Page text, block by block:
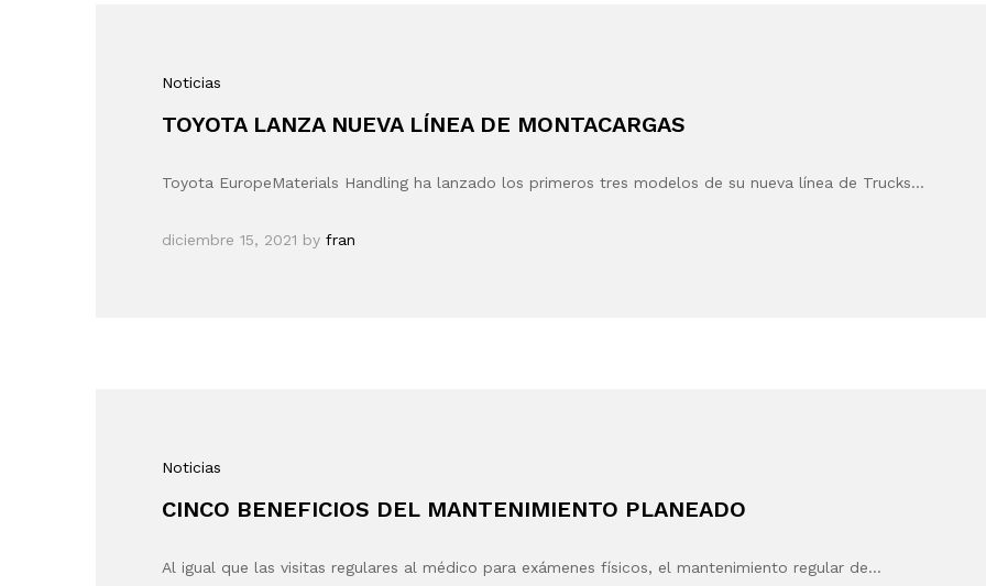
Noticias
TOYOTA LANZA NUEVA LÍNEA DE MONTACARGAS
Toyota EuropeMaterials Handling ha lanzado los primeros tres modelos de su nueva línea de Trucks…
diciembre 15, 2021 by fran
Noticias
CINCO BENEFICIOS DEL MANTENIMIENTO PLANEADO
Al igual que las visitas regulares al médico para exámenes físicos, el mantenimiento regular de…